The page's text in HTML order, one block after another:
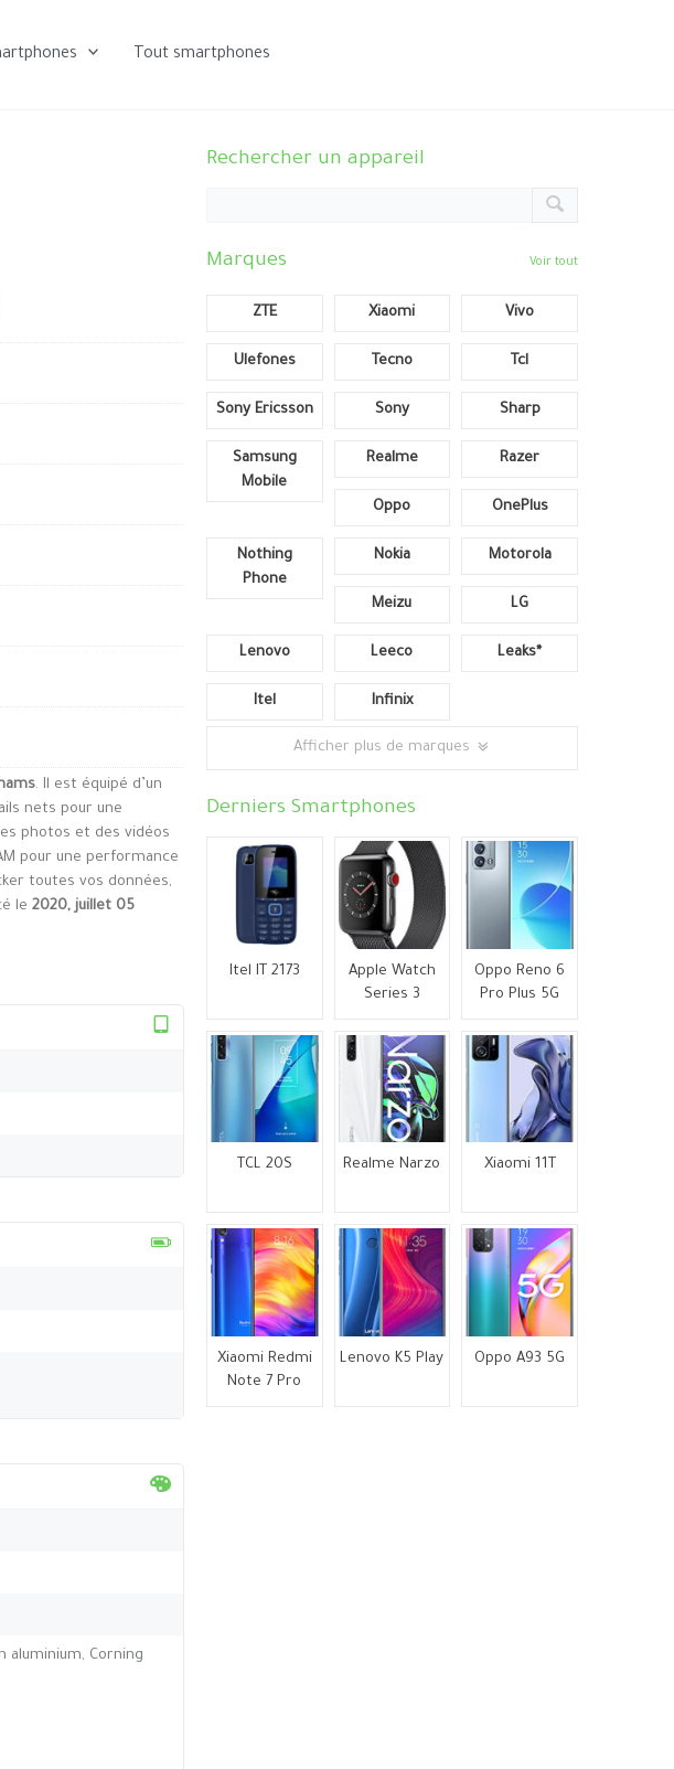
Tout smartphones
. Il est équipé d’un
nets pour une
photos et des vidéos
pour une performance
toutes vos données,
le 2020, juillet 05
aluminium, Corning
Rechercher un appareil
Marques Voir tout
ZTE Xiaomi Vivo
Ulefones Tecno Tcl
Sony Ericsson Sony Sharp
Samsung
Mobile
Realme Razer
Oppo OnePlus
Nothing
Phone
Nokia Motorola
Meizu LG
Lenovo Leeco Leaks*
Itel Infinix
Afficher plus de marques
Derniers Smartphones
Itel IT 2173
Apple Watch
Series 3
Oppo Reno 6
Pro Plus 5G
TCL 20S Realme Narzo Xiaomi 11T
Xiaomi Redmi
Note 7 Pro
Lenovo K5 Play Oppo A93 5G